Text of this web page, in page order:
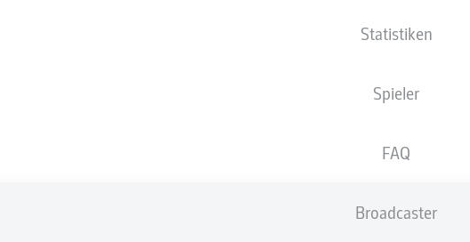
Statistiken
Spieler
FAQ
Broadcaster